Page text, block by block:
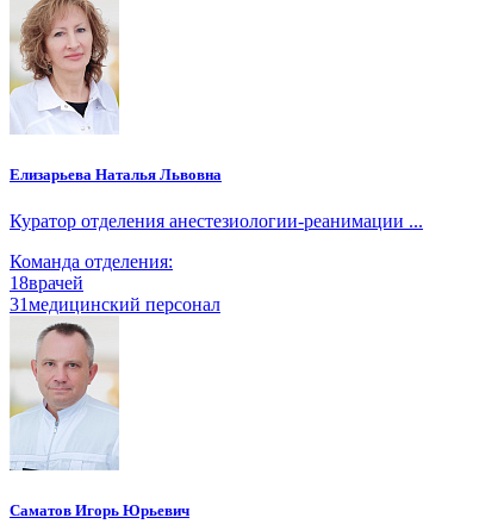
Елизарьева Наталья Львовна
Куратор отделения анестезиологии-реанимации ...
Команда отделения:
18врачей
31медицинский персонал
Саматов Игорь Юрьевич